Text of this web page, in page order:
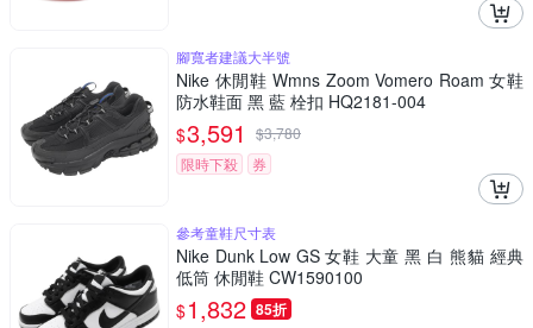
腳寬者建議大半號
Nike 休閒鞋 Wmns Zoom Vomero Roam 女鞋
防水鞋面 黑 藍 栓扣 HQ2181-004
$3,591 $3,780
限時下殺
券
參考童鞋尺寸表
Nike Dunk Low GS 女鞋 大童 黑 白 熊貓 經典
低筒 休閒鞋 CW1590100
$1,832 85折